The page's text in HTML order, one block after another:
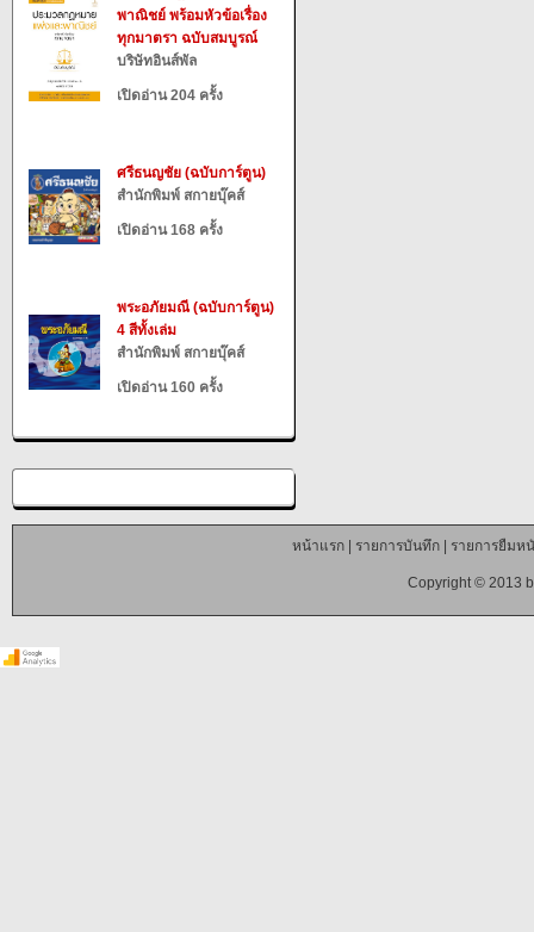
พาณิชย์ พร้อมหัวข้อเรื่อง
ทุกมาตรา ฉบับสมบูรณ์
บริษัทอินส์พัล
เปิดอ่าน 204 ครั้ง
ศรีธนญชัย (ฉบับการ์ตูน)
สำนักพิมพ์ สกายบุ๊คส์
เปิดอ่าน 168 ครั้ง
พระอภัยมณี (ฉบับการ์ตูน)
4 สีทั้งเล่ม
สำนักพิมพ์ สกายบุ๊คส์
เปิดอ่าน 160 ครั้ง
หน้าแรก| รายการบันทึก| รายการยืมห
Copyright © 2013